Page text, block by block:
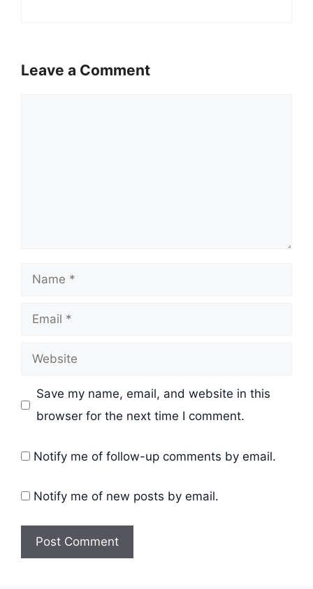
Leave a Comment
Name
Email
Website
Save my name, email, and website in this
browser for the next time I comment.
Notify me of follow-up comments by email.
Notify me of new posts by email.